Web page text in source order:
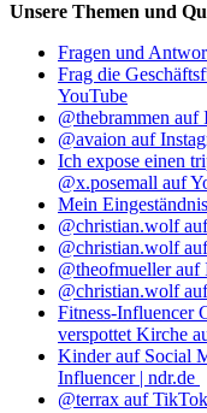
Unsere Themen und
Fragen und
Frag die
YouTube
@thebrammen auf
@avaion auf
Ich expose einen
@x.posemall auf
Mein
@christian.wolf
@christian.wolf
@theofmueller auf
@christian.wolf
Fitness-Influencer
verspottet Kirche
Kinder auf Social
Influencer | ndr.de
@terrax auf TikTok